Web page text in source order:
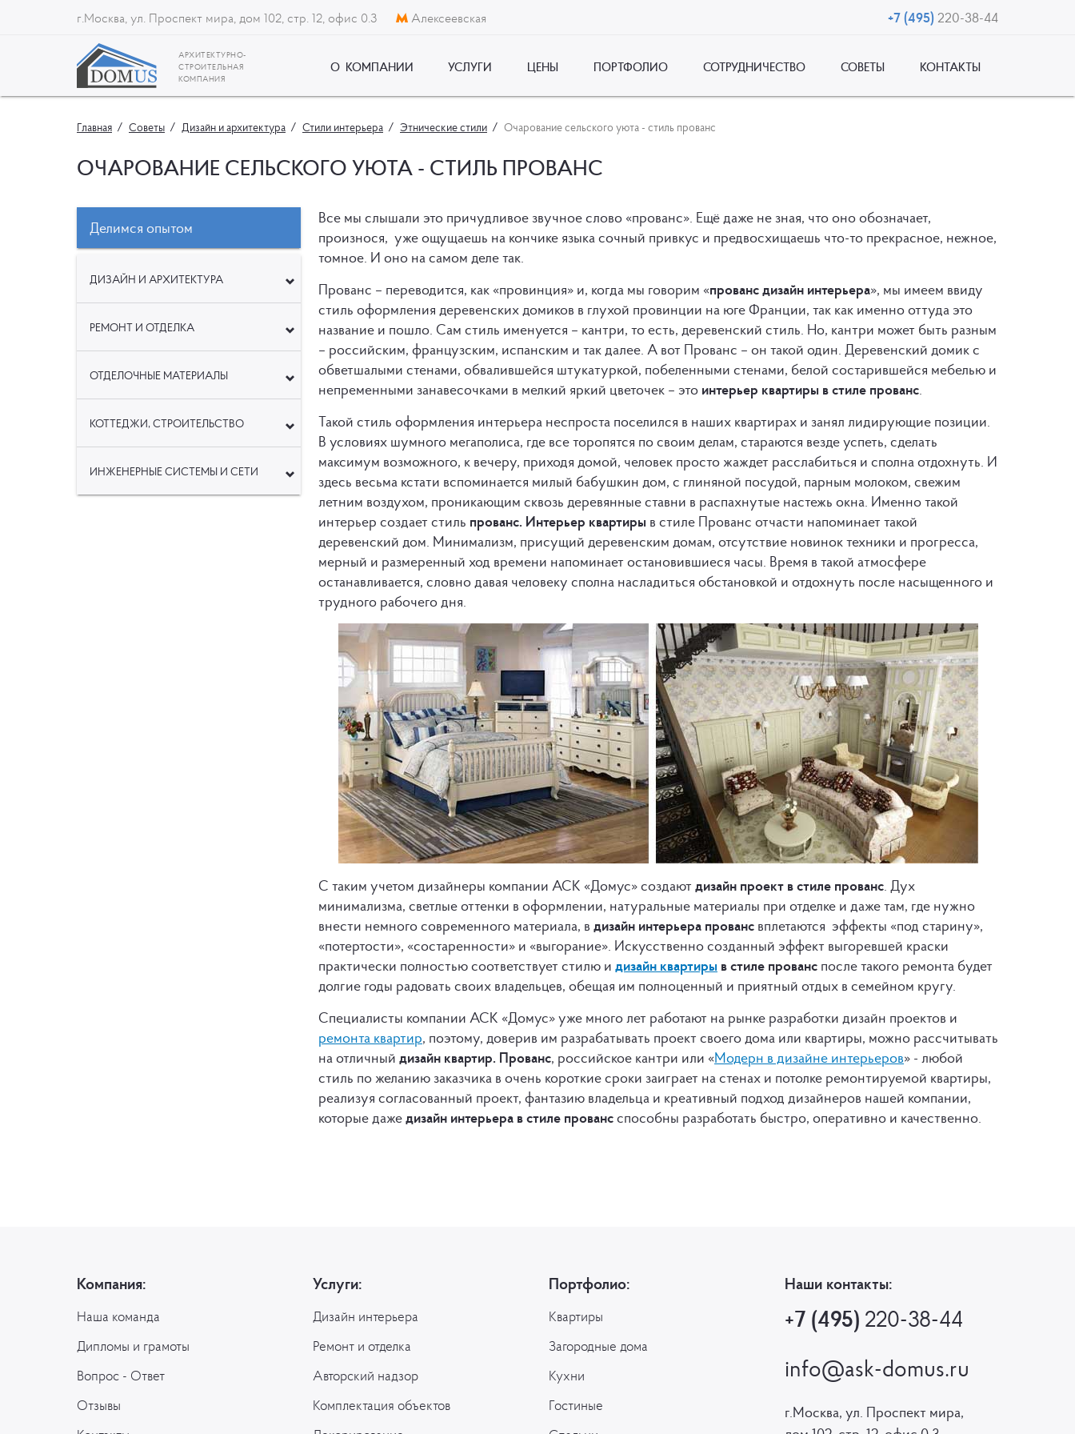
г.Москва, ул. Проспект мира, дом 102, стр. 12, офис 0.3 Алексеевская +7 (495)220-38-44
АРХИТЕКТУРНО-
СТРОИТЕЛЬНАЯ
КОМПАНИЯ
О КОМПАНИИ УСЛУГИ ЦЕНЫ ПОРТФОЛИО СОТРУДНИЧЕСТВО СОВЕТЫ КОНТАКТЫ
Главная Советы Дизайн и архитектура Стили интерьера Этнические стили Очарование сельского уюта - стиль прованс
ОЧАРОВАНИЕ СЕЛЬСКОГО УЮТА - СТИЛЬ ПРОВАНС
Делимся опытом
ДИЗАЙН И АРХИТЕКТУРА
РЕМОНТ И ОТДЕЛКА
ОТДЕЛОЧНЫЕ МАТЕРИАЛЫ
КОТТЕДЖИ, СТРОИТЕЛЬСТВО
ИНЖЕНЕРНЫЕ СИСТЕМЫ И СЕТИ
Все мы слышали это причудливое звучное слово «прованс». Ещё даже не зная, что оно обозначает,
произнося, уже ощущаешь на кончике языка сочный привкус и предвосхищаешь что-то прекрасное, нежное,
томное. И оно на самом деле так.
Прованс – переводится, как «провинция» и, когда мы говорим «прованс дизайн интерьера», мы имеем ввиду
стиль оформления деревенских домиков в глухой провинции на юге Франции, так как именно оттуда это
название и пошло. Сам стиль именуется – кантри, то есть, деревенский стиль. Но, кантри может быть разным
– российским, французским, испанским и так далее. А вот Прованс – он такой один. Деревенский домик с
обветшалыми стенами, обвалившейся штукатуркой, побеленными стенами, белой состарившейся мебелью и
непременными занавесочками в мелкий яркий цветочек – это интерьер квартиры в стиле прованс.
Такой стиль оформления интерьера неспроста поселился в наших квартирах и занял лидирующие позиции.
В условиях шумного мегаполиса, где все торопятся по своим делам, стараются везде успеть, сделать
максимум возможного, к вечеру, приходя домой, человек просто жаждет расслабиться и сполна отдохнуть. И
здесь весьма кстати вспоминается милый бабушкин дом, с глиняной посудой, парным молоком, свежим
летним воздухом, проникающим сквозь деревянные ставни в распахнутые настежь окна. Именно такой
интерьер создает стиль прованс. Интерьер квартиры в стиле Прованс отчасти напоминает такой
деревенский дом. Минимализм, присущий деревенским домам, отсутствие новинок техники и прогресса,
мерный и размеренный ход времени напоминает остановившиеся часы. Время в такой атмосфере
останавливается, словно давая человеку сполна насладиться обстановкой и отдохнуть после насыщенного и
трудного рабочего дня.
С таким учетом дизайнеры компании АСК «Домус» создают дизайн проект в стиле прованс. Дух
минимализма, светлые оттенки в оформлении, натуральные материалы при отделке и даже там, где нужно
внести немного современного материала, в дизайн интерьера прованс вплетаются эффекты «под старину»,
«потертости», «состаренности» и «выгорание». Искусственно созданный эффект выгоревшей краски
практически полностью соответствует стилю и дизайн квартиры в стиле прованс после такого ремонта будет
долгие годы радовать своих владельцев, обещая им полноценный и приятный отдых в семейном кругу.
Специалисты компании АСК «Домус» уже много лет работают на рынке разработки дизайн проектов и
ремонта квартир, поэтому, доверив им разрабатывать проект своего дома или квартиры, можно рассчитывать
на отличный дизайн квартир. Прованс, российское кантри или «Модерн в дизайне интерьеров» - любой
стиль по желанию заказчика в очень короткие сроки заиграет на стенах и потолке ремонтируемой квартиры,
реализуя согласованный проект, фантазию владельца и креативный подход дизайнеров нашей компании,
которые дажедизайн интерьера в стиле провансспособны разработать быстро, оперативно и качественно.
Компания:
Наша команда
Дипломы и грамоты
Вопрос - Ответ
Отзывы
Услуги:
Дизайн интерьера
Ремонт и отделка
Авторский надзор
Комплектация объектов
Портфолио:
Квартиры
Загородные дома
Кухни
Гостиные
Наши контакты:
+7 (495) 220-38-44
info@ask-domus.ru
г.Москва, ул. Проспект мира,